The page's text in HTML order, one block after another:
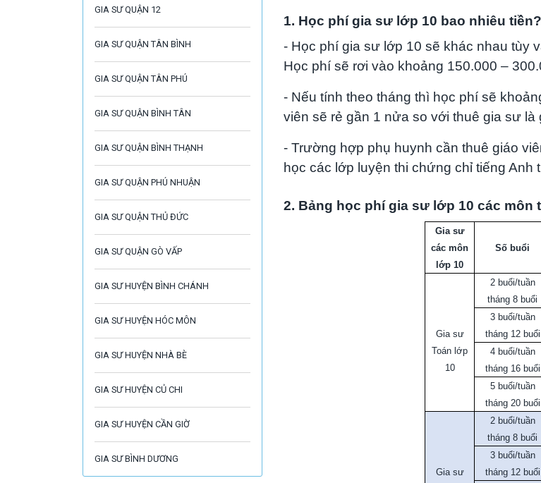
GIA SƯ QUẬN 12
GIA SƯ QUẬN TÂN BÌNH
GIA SƯ QUẬN TÂN PHÚ
GIA SƯ QUẬN BÌNH TÂN
GIA SƯ QUẬN BÌNH THẠNH
GIA SƯ QUẬN PHÚ NHUẬN
GIA SƯ QUẬN THỦ ĐỨC
GIA SƯ QUẬN GÒ VẤP
GIA SƯ HUYỆN BÌNH CHÁNH
GIA SƯ HUYỆN HÓC MÔN
GIA SƯ HUYỆN NHÀ BÈ
GIA SƯ HUYỆN CỦ CHI
GIA SƯ HUYỆN CẦN GIỜ
GIA SƯ BÌNH DƯƠNG
1. Học phí gia sư lớp 10 bao nhiêu tiền?
- Học phí gia sư lớp 10 sẽ khác nhau tùy
Học phí sẽ rơi vào khoảng 150.000 –
- Nếu tính theo tháng thì học phí sẽ
viên sẽ rẻ gần 1 nửa so với thuê gia sư là
- Trường hợp phụ huynh cần thuê giáo
học các lớp luyện thi chứng chỉ tiếng Anh
2. Bảng học phí gia sư lớp 10 các môn
Gia sư
các môn
lớp 10
Số buổi
Gia sư
Toán lớp
10
2 buổi/tuần
tháng 8 buổi
3 buổi/tuần
tháng 12 buổi
4 buổi/tuần
tháng 16 buổi
5 buổi/tuần
tháng 20 buổi
Gia sư
2 buổi/tuần
tháng 8 buổi
3 buổi/tuần
tháng 12 buổi